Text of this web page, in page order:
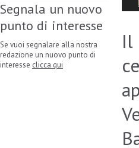
Segnala un nuovo
punto di interesse
Se vuoi segnalare alla nostra
redazione un nuovo punto di
interesse clicca qui
Il